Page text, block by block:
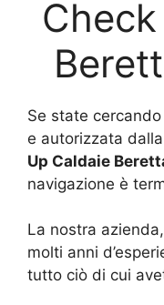
Se state
e autorizzata
Up Caldaie
navigazione è
La nostra
molti anni
tutto ciò di cui